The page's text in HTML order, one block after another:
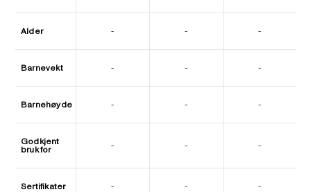
Alder - - -
Barnevekt - - -
Barnehøyde - - -
Godkjent
bruk for
- - -
Sertifikater - - -